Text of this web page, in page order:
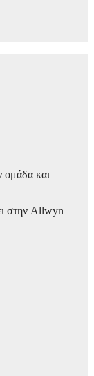
ομάδα και
στην Allwyn